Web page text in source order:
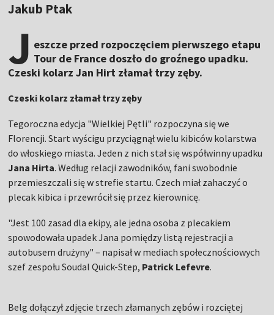
Jakub Ptak
J eszcze przed rozpoczęciem pierwszego etapu
Tour de France doszło do groźnego upadku.
Czeski kolarz Jan Hirt złamał trzy zęby.
Czeski kolarz złamał trzy zęby
Tegoroczna edycja "Wielkiej Pętli" rozpoczyna się we
Florencji. Start wyścigu przyciągnął wielu kibiców kolarstwa
do włoskiego miasta. Jeden z nich stał się współwinny upadku
Jana Hirta. Według relacji zawodników, fani swobodnie
przemieszczali się w strefie startu. Czech miał zahaczyć o
plecak kibica i przewrócił się przez kierownicę.
"Jest 100 zasad dla ekipy, ale jedna osoba z plecakiem
spowodowała upadek Jana pomiędzy listą rejestracji a
autobusem drużyny" – napisał w mediach społecznościowych
szef zespołu Soudal Quick-Step, Patrick Lefevre.
Belg dołączył zdjęcie trzech złamanych zębów i rozciętej